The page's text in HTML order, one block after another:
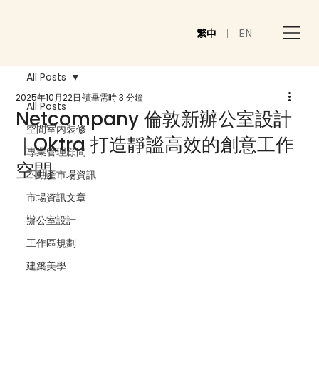
繁中 ｜ EN
All Posts
空間室內裝修
專業管理顧問
不動產市場資訊
市場資訊文章
辦公室設計
工作區規劃
建築美學
All Posts
Netcompany 倫敦新辦公室設計
｜Oktra 打造靜謐高效的創意工作
空間
2025年10月22日 讀畢需時 3 分鐘